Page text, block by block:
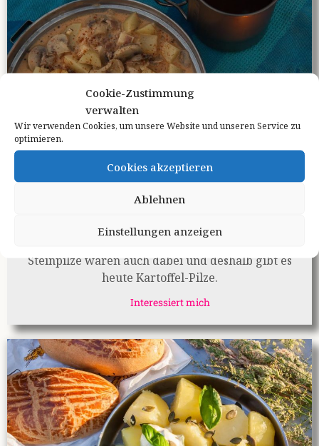
Cookie-Zustimmung
verwalten
Wir verwenden Cookies, um unsere Website und unseren Service zu
optimieren.
Cookies akzeptieren
Ablehnen
Einstellungen anzeigen
Kartoffel-Pilze
astrid 5. Juni 2021
Heute gab es Pilze im Wald! Pfifferlinge, soweit
Steinpilze waren auch dabei und deshalb gibt es
heute Kartoffel-Pilze.
Interessiert mich